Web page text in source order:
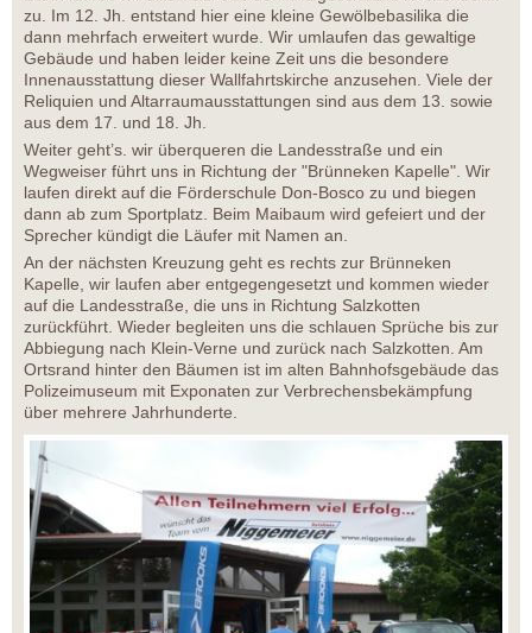
zu. Im 12. Jh. entstand hier eine kleine Gewölbebasilika die
dann mehrfach erweitert wurde. Wir umlaufen das gewaltige
Gebäude und haben leider keine Zeit uns die besondere
Innenausstattung dieser Wallfahrtskirche anzusehen. Viele der
Reliquien und Altarraumausstattungen sind aus dem 13. sowie
aus dem 17. und 18. Jh.
Weiter geht’s. wir überqueren die Landesstraße und ein
Wegweiser führt uns in Richtung der "Brünneken Kapelle". Wir
laufen direkt auf die Förderschule Don-Bosco zu und biegen
dann ab zum Sportplatz. Beim Maibaum wird gefeiert und der
Sprecher kündigt die Läufer mit Namen an.
An der nächsten Kreuzung geht es rechts zur Brünneken
Kapelle, wir laufen aber entgegengesetzt und kommen wieder
auf die Landesstraße, die uns in Richtung Salzkotten
zurückführt. Wieder begleiten uns die schlauen Sprüche bis zur
Abbiegung nach Klein-Verne und zurück nach Salzkotten. Am
Ortsrand hinter den Bäumen ist im alten Bahnhofsgebäude das
Polizeimuseum mit Exponaten zur Verbrechensbekämpfung
über mehrere Jahrhunderte.